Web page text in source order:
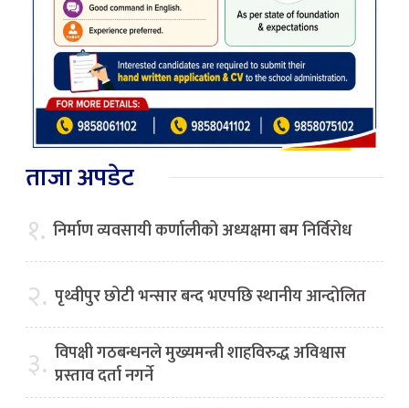
ताजा अपडेट
१. निर्माण व्यवसायी कर्णालीको अध्यक्षमा बम निर्विरोध
२. पृथ्वीपुर छोटी भन्सार बन्द भएपछि स्थानीय आन्दोलित
३. विपक्षी गठबन्धनले मुख्यमन्त्री शाहविरुद्ध अविश्वास
प्रस्ताव दर्ता नगर्ने